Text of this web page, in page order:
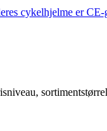
cykelhjelme er